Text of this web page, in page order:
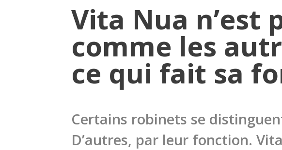
Vita Nua n’est
comme les
ce qui fait sa
Certains robinets se
D’autres, par leur fonction.